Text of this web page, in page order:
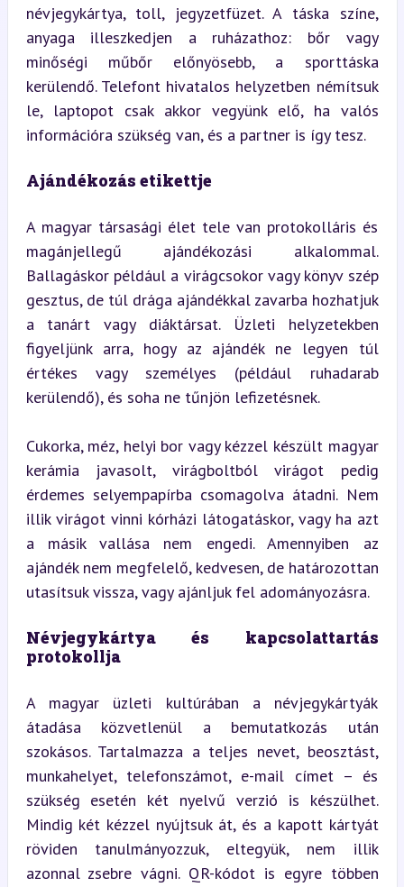
névjegykártya, toll, jegyzetfüzet. A táska színe,
anyaga illeszkedjen a ruházathoz: bőr vagy
minőségi műbőr előnyösebb, a sporttáska
kerülendő. Telefont hivatalos helyzetben némítsuk
le, laptopot csak akkor vegyünk elő, ha valós
információra szükség van, és a partner is így tesz.
Ajándékozás etikettje
A magyar társasági élet tele van protokolláris és
magánjellegű ajándékozási alkalommal.
Ballagáskor például a virágcsokor vagy könyv szép
gesztus, de túl drága ajándékkal zavarba hozhatjuk
a tanárt vagy diáktársat. Üzleti helyzetekben
figyeljünk arra, hogy az ajándék ne legyen túl
értékes vagy személyes (például ruhadarab
kerülendő), és soha ne tűnjön lefizetésnek.
Cukorka, méz, helyi bor vagy kézzel készült magyar
kerámia javasolt, virágboltból virágot pedig
érdemes selyempapírba csomagolva átadni. Nem
illik virágot vinni kórházi látogatáskor, vagy ha azt
a másik vallása nem engedi. Amennyiben az
ajándék nem megfelelő, kedvesen, de határozottan
utasítsuk vissza, vagy ajánljuk fel adományozásra.
Névjegykártya és kapcsolattartás
protokollja
A magyar üzleti kultúrában a névjegykártyák
átadása közvetlenül a bemutatkozás után
szokásos. Tartalmazza a teljes nevet, beosztást,
munkahelyet, telefonszámot, e-mail címet – és
szükség esetén két nyelvű verzió is készülhet.
Mindig két kézzel nyújtsuk át, és a kapott kártyát
röviden tanulmányozzuk, eltegyük, nem illik
azonnal zsebre vágni. QR-kódot is egyre többen